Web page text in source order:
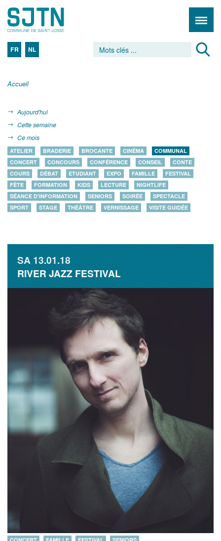
FR NL
Accueil
Aujourd'hui
Cette semaine
Ce mois
ATELIER BRADERIE BROCANTE CINÉMA
COMMUNAL
CONCERT
CONCOURS CONFÉRENCE CONSEIL
CONTE
COURS
DÉBAT ETUDIANT EXPO FAMILLE
FESTIVAL
FÊTE
FORMATION KIDS LECTURE
NIGHTLIFE
SÉANCE D'INFORMATION
SENIORS SOIRÉE
SPECTACLE
SPORT
STAGE THÉÂTRE VERNISSAGE VISITE GUIDÉE
SA13.01.18
RIVER JAZZ FESTIVAL